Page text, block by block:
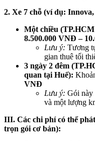
2. Xe 7 chỗ (ví dụ:
Một chiều
8.500.000 VNĐ –
Lưu ý: Tương
gian thuê tối
3 ngày 2 đêm
quan tại Huế):
VNĐ
Lưu ý: Gói này
và một lượng
III. Các chi phí có thể
trọn gói cơ bản):